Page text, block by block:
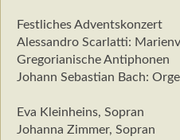
Festliches Adventskonzert
Alessandro Scarlatti:
Gregorianische Antiphonen
Johann Sebastian Bach:
Eva Kleinheins, Sopran
Johanna Zimmer, Sopran